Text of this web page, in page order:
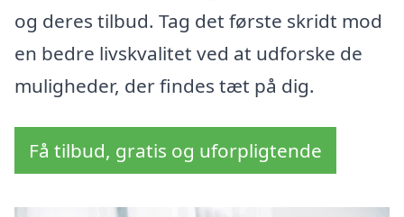
og deres tilbud. Tag det første skridt mod
en bedre livskvalitet ved at udforske de
muligheder, der findes tæt på dig.
Få tilbud, gratis og uforpligtende